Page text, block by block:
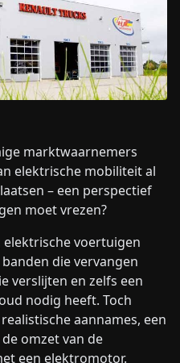
marktwaarnemers
elektrische mobiliteit al
– een perspectief
moet vrezen?
elektrische voertuigen
die vervangen
verslijten en zelfs een
nodig heeft. Toch
aannames, een
omzet van de
een elektromotor.